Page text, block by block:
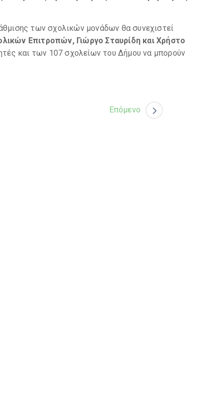
των σχολικών μονάδων θα συνεχιστεί
Επιτροπών, Γιώργο Σταυρίδη και Χρήστο
και των 107 σχολείων του Δήμου να μπορούν
Επόμενο